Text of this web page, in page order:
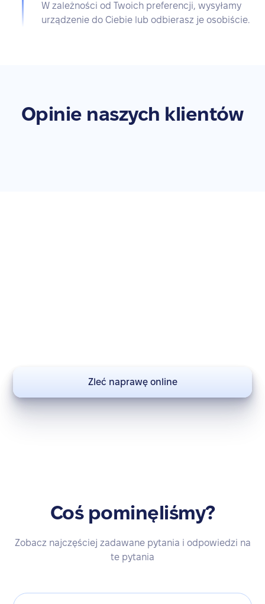
W zależności od Twoich preferencji, wysyłamy
urządzenie do Ciebie lub odbierasz je osobiście.
Opinie naszych klientów
Zleć naprawę online
Coś pominęliśmy?
Zobacz najczęściej zadawane pytania i odpowiedzi na
te pytania